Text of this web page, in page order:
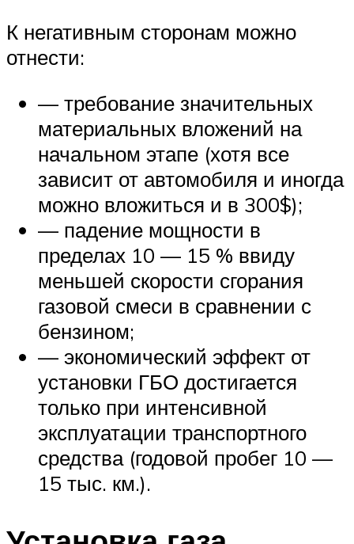
К негативным сторонам можно
отнести:
— требование значительных
материальных вложений на
начальном этапе (хотя все
зависит от автомобиля и иногда
можно вложиться и в 300$);
— падение мощности в
пределах 10 — 15 % ввиду
меньшей скорости сгорания
газовой смеси в сравнении с
бензином;
— экономический эффект от
установки ГБО достигается
только при интенсивной
эксплуатации транспортного
средства (годовой пробег 10 —
15 тыс. км.).